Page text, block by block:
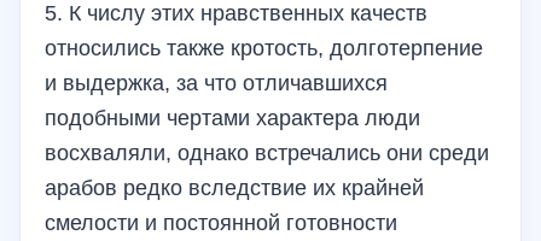
5. К числу этих нравственных качеств
относились также кротость, долготерпение
и выдержка, за что отличавшихся
подобными чертами характера люди
восхваляли, однако встречались они среди
арабов редко вследствие их крайней
смелости и постоянной готовности